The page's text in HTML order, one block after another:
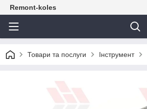
Remont-koles
Товари та послуги Інструмент